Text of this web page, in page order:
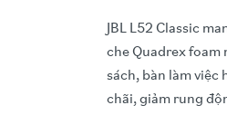
JBL L52 Classic
che Quadrex
sách, bàn làm
chãi, giảm rung